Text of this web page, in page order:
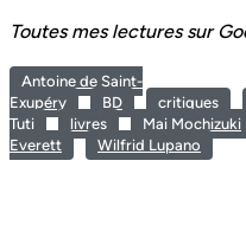
Toutes mes lectures sur
Antoine de Saint-
Exupéry
BD critiques
Tuti
livres Mai Mochizuki
Everett
Wilfrid Lupano